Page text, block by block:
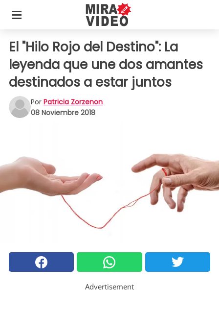
El "Hilo Rojo del Destino": La
leyenda que une dos amantes
destinados a estar juntos
Por Patricia Zorzenon
08 Noviembre 2018
Advertisement